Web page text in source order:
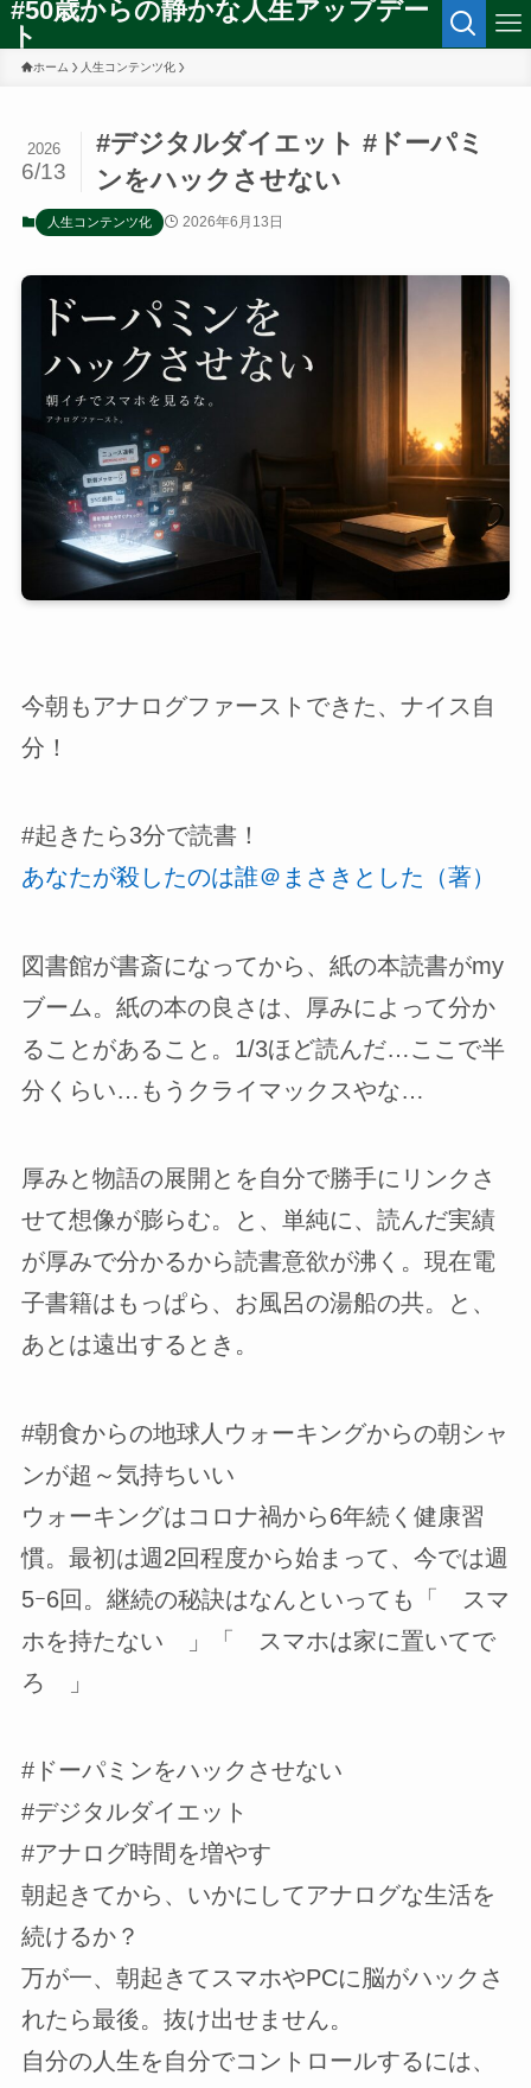
#50歳からの静かな人生アップデー
ト
ホーム 人生コンテンツ化
#デジタルダイエット #ドーパミ
ンをハックさせない
2026
6/13
人生コンテンツ化 2026年6月13日
今朝もアナログファーストできた、ナイス自
分！
#起きたら3分で読書！
あなたが殺したのは誰＠まさきとした（著）
図書館が書斎になってから、紙の本読書がmy
ブーム。紙の本の良さは、厚みによって分か
ることがあること。1/3ほど読んだ…ここで半
分くらい…もうクライマックスやな…
厚みと物語の展開とを自分で勝手にリンクさ
せて想像が膨らむ。と、単純に、読んだ実績
が厚みで分かるから読書意欲が沸く。現在電
子書籍はもっぱら、お風呂の湯船の共。と、
あとは遠出するとき。
#朝食からの地球人ウォーキングからの朝シャ
ンが超～気持ちいい
ウォーキングはコロナ禍から6年続く健康習
慣。最初は週2回程度から始まって、今では週
5ｰ6回。継続の秘訣はなんといっても「 スマ
ホを持たない 」「 スマホは家に置いてで
ろ 」
#ドーパミンをハックさせない
#デジタルダイエット
#アナログ時間を増やす
朝起きてから、いかにしてアナログな生活を
続けるか？
万が一、朝起きてスマホやPCに脳がハックさ
れたら最後。抜け出せません。
自分の人生を自分でコントロールするには、